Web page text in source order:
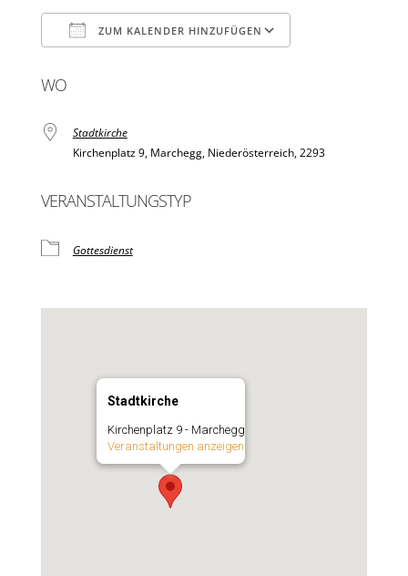
ZUM KALENDER HINZUFÜGEN
WO
Stadtkirche
Kirchenplatz 9, Marchegg, Niederösterreich, 2293
VERANSTALTUNGSTYP
Gottesdienst
Stadtkirche
Kirchenplatz 9 - Marchegg
Veranstaltungen anzeigen